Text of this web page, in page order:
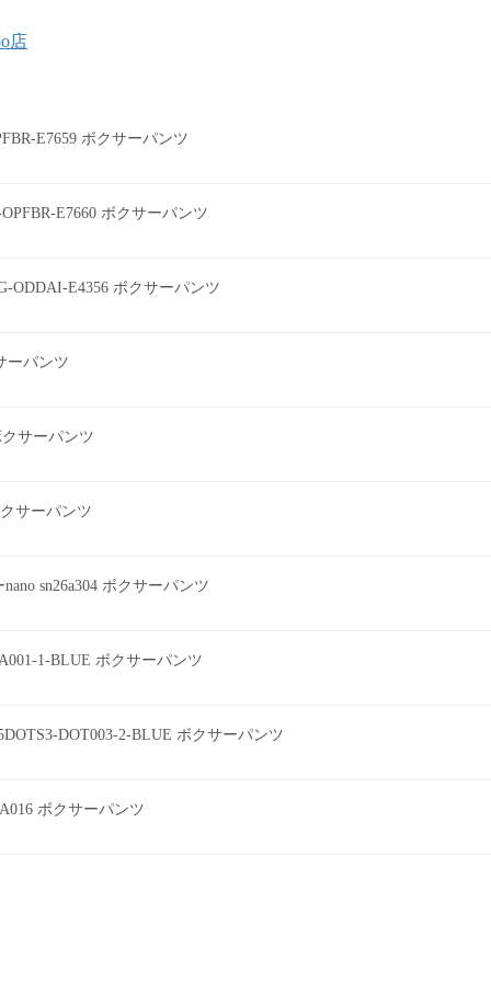
店
E7659 ボクサーパンツ
E7660 ボクサーパンツ
ODDAI-E4356 ボクサーパンツ
ーパンツ
サーパンツ
サーパンツ
sn26a304 ボクサーパンツ
1-BLUE ボクサーパンツ
DOT003-2-BLUE ボクサーパンツ
ボクサーパンツ